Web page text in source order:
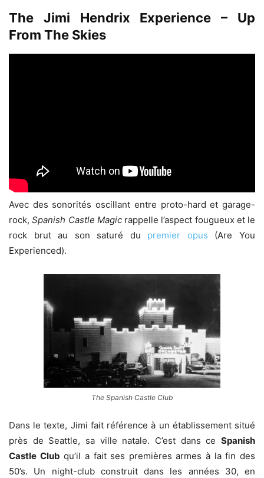
The Jimi Hendrix Experience – Up
From The Skies
Avec des sonorités oscillant entre proto-hard et garage-
rock,Spanish Castle Magicrappelle l’aspect fougueux et le
rock brut au son saturé du premier opus (Are You
Experienced).
The Spanish Castle Club
Dans le texte, Jimi fait référence à un établissement situé
près de Seattle, sa ville natale. C’est dans ce Spanish
Castle Club qu’il a fait ses premières armes à la fin des
50’s. Un night-club construit dans les années 30, en